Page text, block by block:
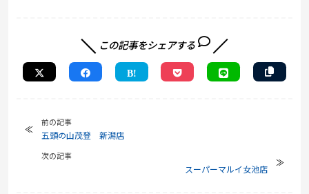
この記事をシェアする
前の記事
五頭の山茂登 新潟店
次の記事
スーパーマルイ女池店